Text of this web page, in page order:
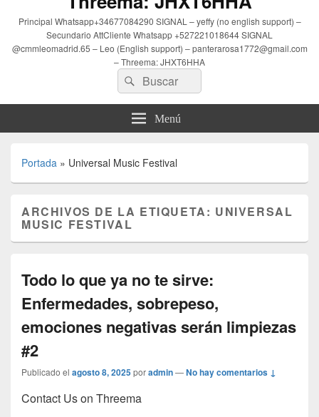
Principal Whatsapp+34677084290 SIGNAL – yeffy (no english support) –
Secundario AttCliente Whatsapp +527221018644 SIGNAL
@cmmleomadrid.65 – Leo (English support) – panterarosa1772@gmail.com
– Threema: JHXT6HHA
Buscar
por:
Buscar
Menú
Portada » Universal Music Festival
ARCHIVOS DE LA ETIQUETA: UNIVERSAL
MUSIC FESTIVAL
Todo lo que ya no te sirve:
Enfermedades, sobrepeso,
emociones negativas serán limpiezas
#2
Publicado el agosto 8, 2025poradmin—No hay comentarios ↓
Contact Us on Threema